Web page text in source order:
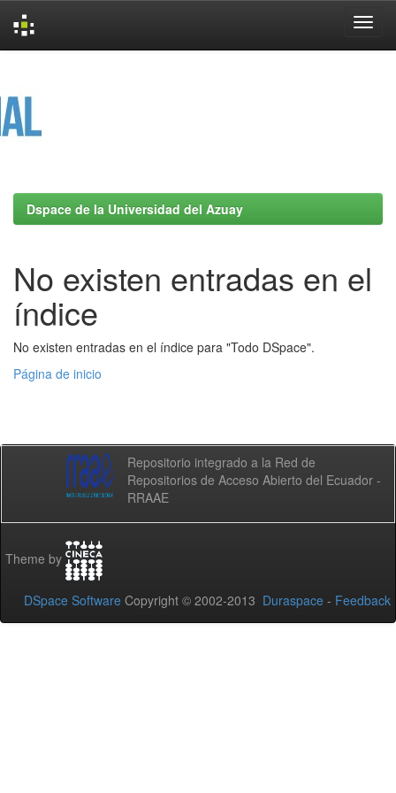
Dspace de la Universidad del Azuay
No existen entradas en el
índice
No existen entradas en el índice para "Todo DSpace".
Página de inicio
Repositorio integrado a la Red de
Repositorios de Acceso Abierto del Ecuador -
RRAAE
Theme by
DSpace Software Copyright © 2002-2013 Duraspace - Feedback